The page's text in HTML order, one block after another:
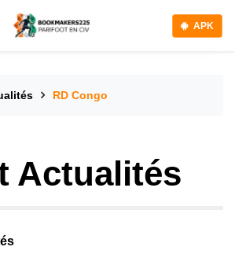
APK
RD Congo
Actualités